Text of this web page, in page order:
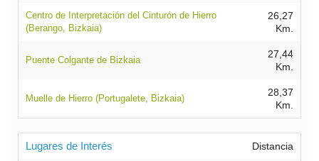
Centro de Interpretación del Cinturón de Hierro
(Berango, Bizkaia)
26,27
Km.
Puente Colgante de Bizkaia
27,44
Km.
Muelle de Hierro (Portugalete, Bizkaia)
28,37
Km.
Lugares de Interés Distancia